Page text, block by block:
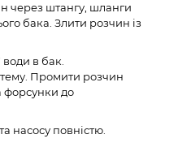
через штангу, шланги
бака. Злити розчин із
в бак.
Промити розчин
форсунки до
насосу повністю.